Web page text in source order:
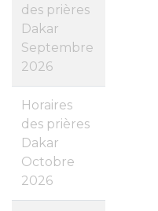
des prières
Dakar
Septembre
2026
Horaires
des prières
Dakar
Octobre
2026